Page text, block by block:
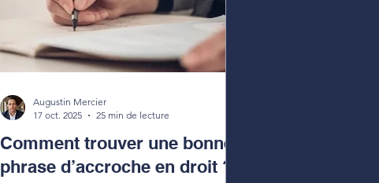
Comment trouver une bonne
phrase d’accroche en droit ?
Augustin Mercier
17 oct. 2025
25 min de lecture